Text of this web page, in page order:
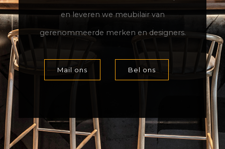
en leveren we meubilair van
gerenommeerde merken en designers.
Mail ons Bel ons